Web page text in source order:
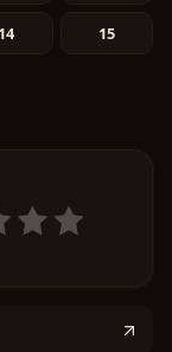
14 15